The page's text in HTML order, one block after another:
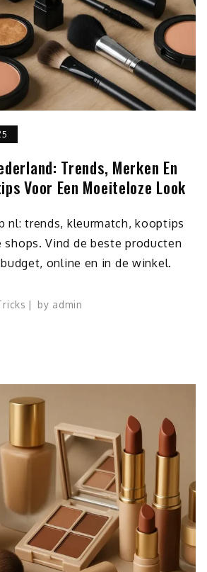
Trends, Merken En
Voor Een Moeiteloze Look
nl: trends, kleurmatch, kooptips
shops. Vind de beste producten
online en in de winkel.
by admin